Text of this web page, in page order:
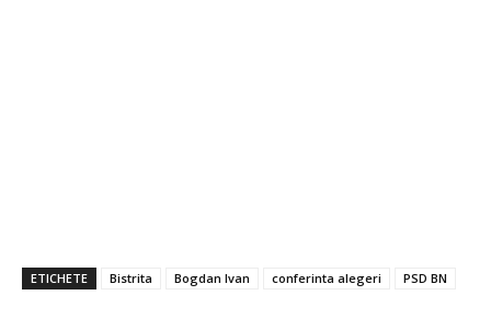
ETICHETE Bistrita Bogdan Ivan conferinta alegeri PSD BN